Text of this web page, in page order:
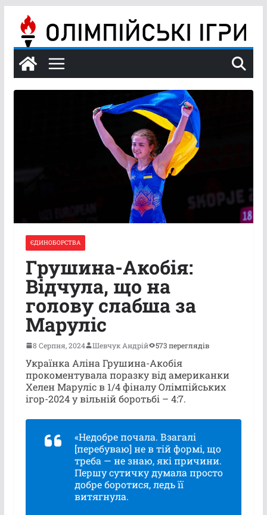
вмісту
ЄДИНОБОРСТВА
Грушина-Акобія:
Відчула, що на
голову слабша за
Маруліс
8 Серпня, 2024 Шевчук Андрій 573 переглядів
Українка Аліна Грушина-Акобія
прокоментувала поразку від американки
Хелен Маруліс в 1/4 фіналу Олімпійських
ігор-2024 у вільній боротьбі – 4:7.
«Недобре почала. Взагалі
[перебуваю] не в тій формі, що
треба — не знаю, які причини.
Першу сутичку думала просто
добре боротися, ледь її
витягнула.